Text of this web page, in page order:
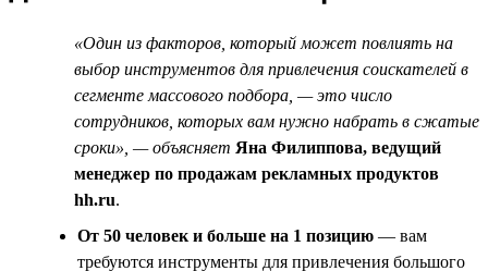
«Один из факторов, который может повлиять на
выбор инструментов для привлечения соискателей в
сегменте массового подбора, — это число
сотрудников, которых вам нужно набрать в сжатые
сроки», — объясняет Яна Филиппова, ведущий
менеджер по продажам рекламных продуктов
hh.ru.
От 50 человек и больше на 1 позицию — вам
требуются инструменты для привлечения большого